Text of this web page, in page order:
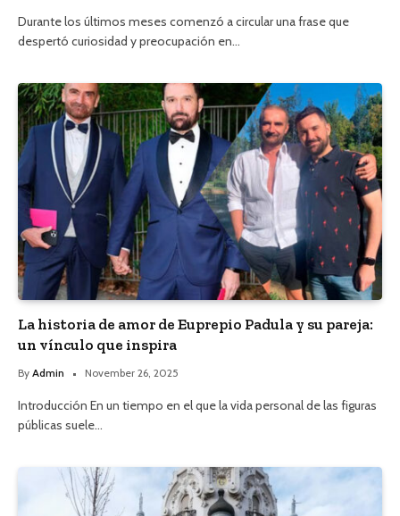
Durante los últimos meses comenzó a circular una frase que
despertó curiosidad y preocupación en…
La historia de amor de Euprepio Padula y su pareja:
un vínculo que inspira
By Admin November 26, 2025
Introducción En un tiempo en el que la vida personal de las figuras
públicas suele…